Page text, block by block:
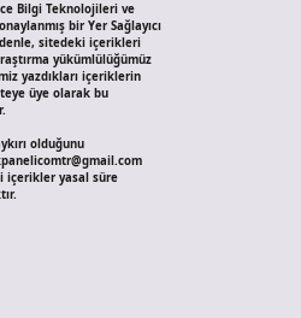
Bilgi Teknolojileri ve
bir Yer Sağlayıcı
sitedeki içerikleri
yükümlülüğümüz
yazdıkları içeriklerin
üye olarak bu
olduğunu
içerikler yasal süre